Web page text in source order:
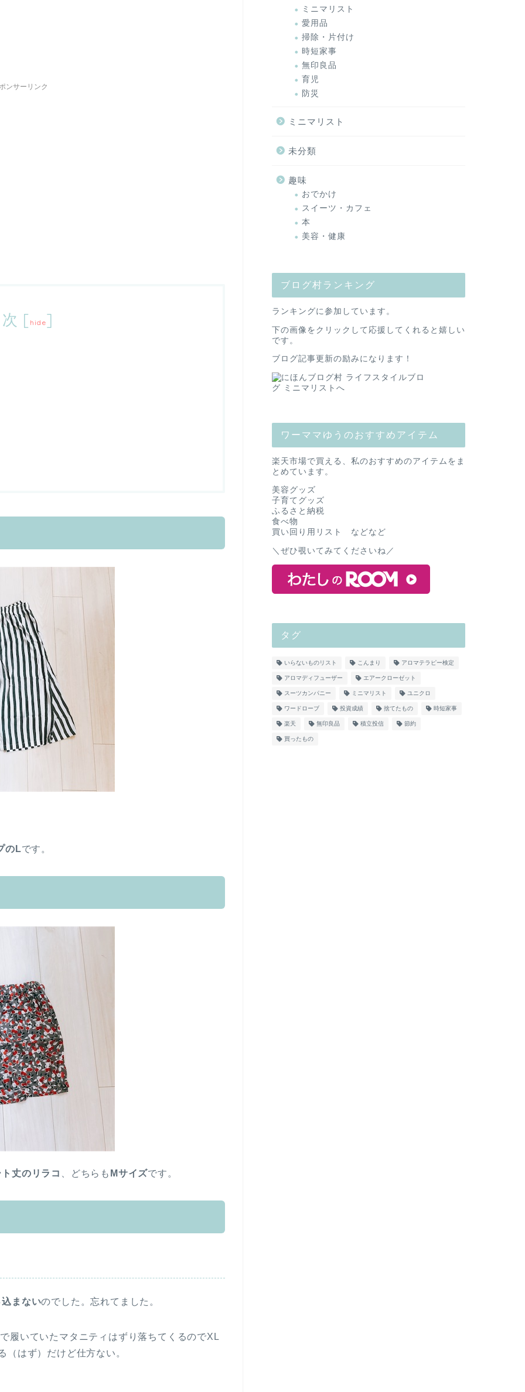
ンサーリンク
[ hide]
のLです。
丈のリラコ 、どちらも Mサイズです。
まないのでした。忘れてました。
履いていたマタニティはずり落ちてくるのでXL
（はず）だけど仕方ない。
ミニマリスト
愛用品
掃除・片付け
時短家事
無印良品
育児
防災
ミニマリスト
未分類
趣味
おでかけ
スイーツ・カフェ
本
美容・健康
ブログ村ランキング
ランキングに参加しています。
下の画像をクリックして応援してくれると嬉しい
です。
ブログ記事更新の励みになります！
ワーママゆうのおすすめアイテム
楽天市場で買える、私のおすすめのアイテムをま
とめています。
美容グッズ
子育てグッズ
ふるさと納税
食べ物
買い回り用リスト などなど
＼ぜひ覗いてみてくださいね／
タグ
いらないものリスト こんまり アロマテラピー検定
アロマディフューザー エアークローゼット
スーツカンパニー ミニマリスト ユニクロ
ワードローブ 投資成績 捨てたもの 時短家事
楽天 無印良品 積立投信 節約
買ったもの